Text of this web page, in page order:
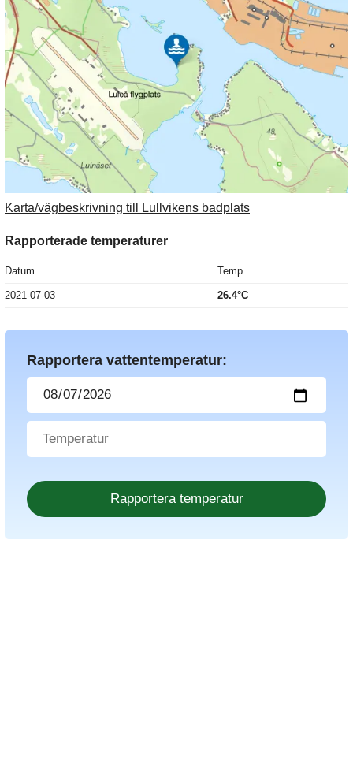
Karta/vägbeskrivning till Lullvikens badplats
Rapporterade temperaturer
Datum Temp
2021-07-03 26.4°C
Rapportera vattentemperatur: